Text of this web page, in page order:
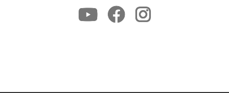
Youtube FacebookInstagram